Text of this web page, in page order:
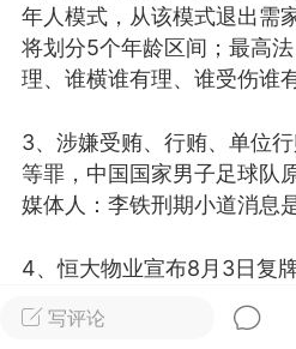
建术
DRYY面膜
26 23:18
电脑端 美业资讯
闪充小白罐
本/双效闪充，养出紧致小白
充小白罐 = 闪充大白肌（仪器
产品）×极光嫩肤啫喱（产品
护...写评论
年人模式，从该模式退出需
将划分5个年龄区间；最高
理、谁横谁有理、谁受伤谁
3、涉嫌受贿、行贿、单位
等罪，中国国家男子足球队
媒体人：李铁刑期小道消息
4、恒大物业宣布8月3日复